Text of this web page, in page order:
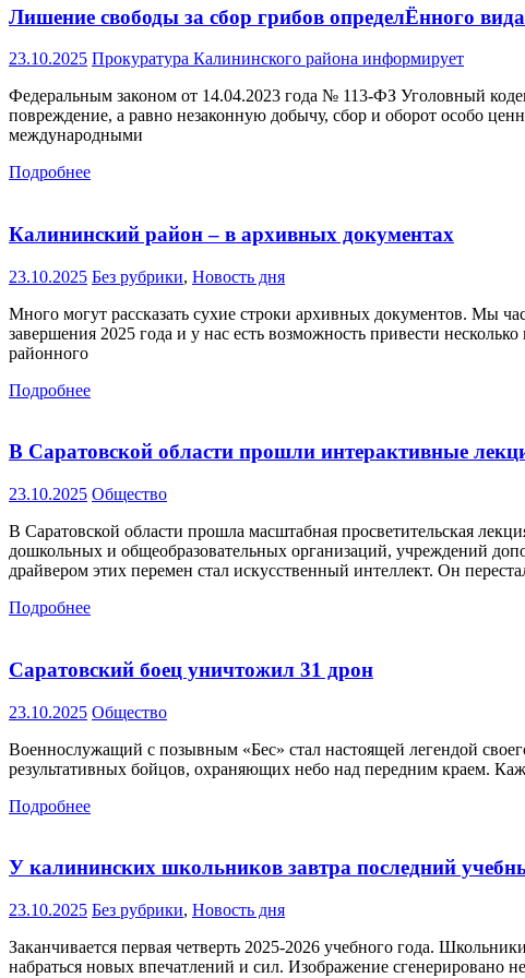
Лишение свободы за сбор грибов определЁнного вида
23.10.2025 Прокуратура Калининского района информирует
Федеральным законом от 14.04.2023 года № 113-ФЗ Уголовный
повреждение, а равно незаконную добычу, сбор и оборот особо
международными
Подробнее
Калининский район – в архивных документах
23.10.2025 Без рубрики, Новость дня
Много могут рассказать сухие строки архивных документов. Мы
завершения 2025 года и у нас есть возможность привести
районного
Подробнее
В Саратовской области прошли интерактивные
23.10.2025 Общество
В Саратовской области прошла масштабная просветительская
дошкольных и общеобразовательных организаций, учреждений
драйвером этих перемен стал искусственный интеллект. Он
Подробнее
Саратовский боец уничтожил 31 дрон
23.10.2025 Общество
Военнослужащий с позывным «Бес» стал настоящей легендой
результативных бойцов, охраняющих небо над передним краем.
Подробнее
У калининских школьников завтра последний
23.10.2025 Без рубрики, Новость дня
Заканчивается первая четверть 2025-2026 учебного года.
набраться новых впечатлений и сил. Изображение сгенерировано